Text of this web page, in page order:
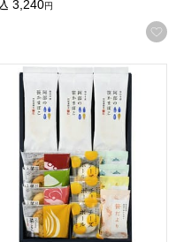
入りに登録する
3,240円
大-8箱]【おいしいお取り
部蒲鉾店 笹かまぼこ詰合